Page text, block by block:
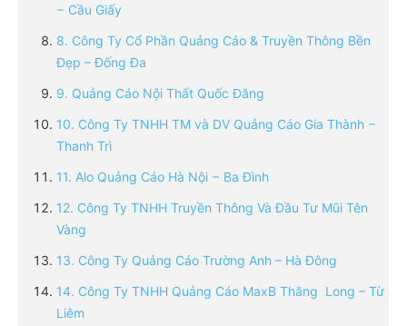
− Cầu Giấy
8. Công Ty Cổ Phần Quảng Cáo & Truyền Thông Bền
Đẹp – Đống Đa
9. Quảng Cáo Nội Thất Quốc Đăng
10. Công Ty TNHH TM và DV Quảng Cáo Gia Thành −
Thanh Trì
11. Alo Quảng Cáo Hà Nội − Ba Đình
12. Công Ty TNHH Truyền Thông Và Đầu Tư Mũi Tên
Vàng
13. Công Ty Quảng Cáo Trường Anh – Hà Đông
14. Công Ty TNHH Quảng Cáo MaxB Thăng Long – Từ
Liêm